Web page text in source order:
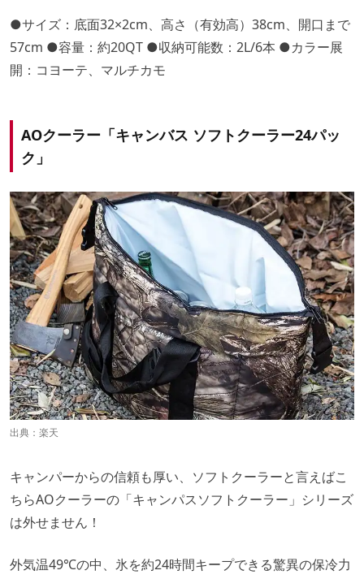
●サイズ：底面32×2cm、高さ（有効高）38cm、開口まで
57cm ●容量：約20QT ●収納可能数：2L/6本 ●カラー展
開：コヨーテ、マルチカモ
AOクーラー「キャンバス ソフトクーラー24パッ
ク」
出典： 楽天
キャンパーからの信頼も厚い、ソフトクーラーと言えばこ
ちらAOクーラーの「キャンパスソフトクーラー」シリーズ
は外せません！
外気温49℃の中、氷を約24時間キープできる驚異の保冷力